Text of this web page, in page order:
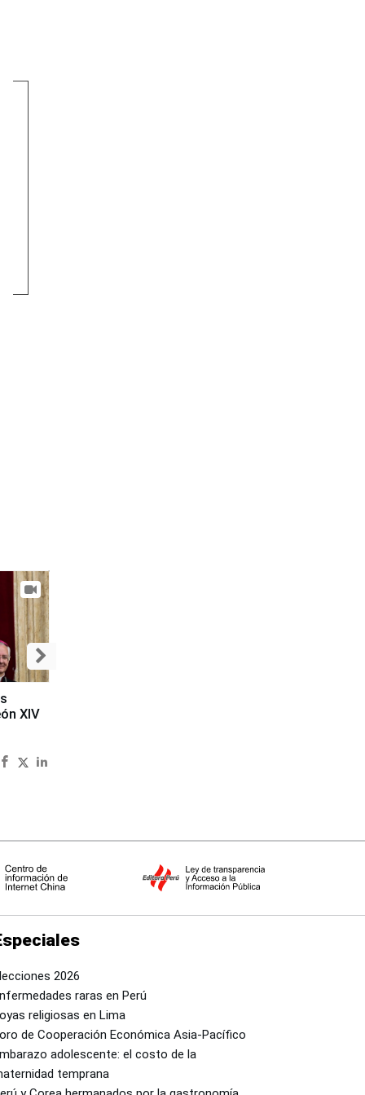
XIV
2026
raras en Perú
religiosas en Lima
de Cooperación Económica Asia-Pacífico
adolescente: el costo de la
temprana